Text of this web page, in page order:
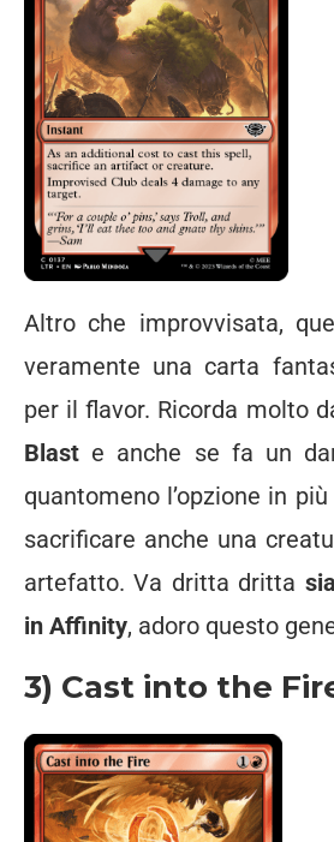
Altro che improvvisata,
veramente una carta
per il flavor. Ricorda molto
Blast e anche se fa un
quantomeno l’opzione in
sacrificare anche una
artefatto. Va dritta dritta
in Affinity, adoro questo
3) Cast into the